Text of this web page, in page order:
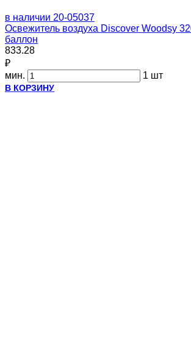
в наличии 20-05037
Освежитель воздуха Discover Woodsy
баллон
833.28
₽
мин.
1 шт
В КОРЗИНУ